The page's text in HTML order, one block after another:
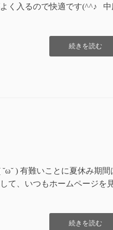
く入るので快適です(^^♪ 中
“夏
本
続きを読む
) 有難いことに夏休み期間
て、いつもホームページを
“変
続きを読む